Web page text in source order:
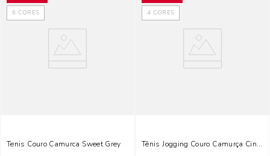
6 CORES
Tenis Couro Camurca Sweet Grey
4 CORES
Tênis Jogging Couro Camurça Cinza